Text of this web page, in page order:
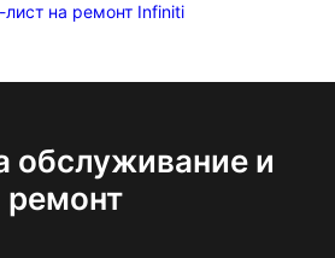
на ремонт Infiniti
обслуживание и
ремонт